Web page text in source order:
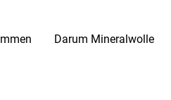
Darum Mineralwolle